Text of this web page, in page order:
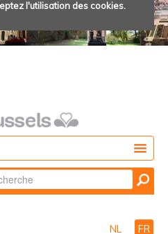
l'utilisation des cookies.
par
NL FR